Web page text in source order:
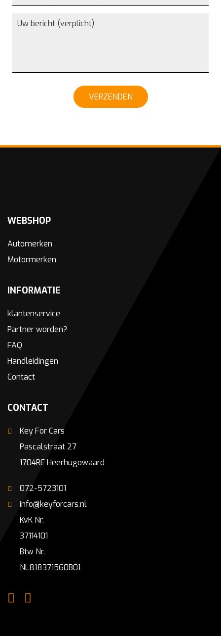
VERZENDEN
WEBSHOP
Automerken
Motormerken
INFORMATIE
klantenservice
Partner worden?
FAQ
Handleidingen
Contact
CONTACT
Key For Cars
Pascalstraat 27
1704RE Heerhugowaard
072-5723101
info@keyforcars.nl
KvK Nr.
37114101
Btw Nr.
NL818371560B01